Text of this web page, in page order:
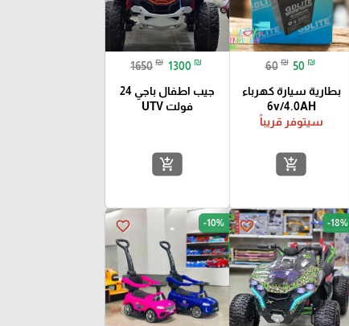
60 ₪ 50 ₪
بطارية سيارة كهرباء
6v/4.0AH
سيتوفر قريباً
add_shopping_cart
1650 ₪ 1300 ₪
جيب اطفال باجي 24
فولت UTV
add_shopping_cart
favorite_border -18%
favorite_border -10%